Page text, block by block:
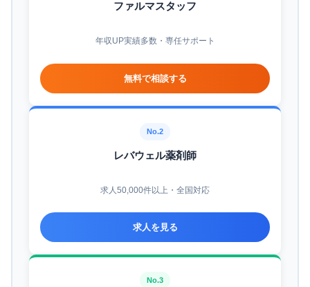
ファルマスタッフ
年収UP実績多数・専任サポート
無料で相談する
No.2
レバウェル薬剤師
求人50,000件以上・全国対応
求人を見る
No.3